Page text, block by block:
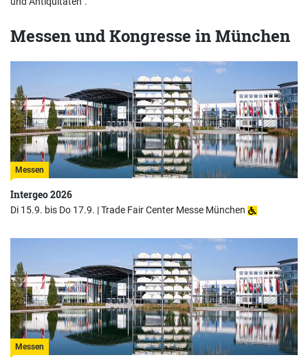
Messen und Kongresse in München
Messen
Intergeo 2026
Di 15.9. bis Do 17.9. |Trade Fair Center Messe München
Messen